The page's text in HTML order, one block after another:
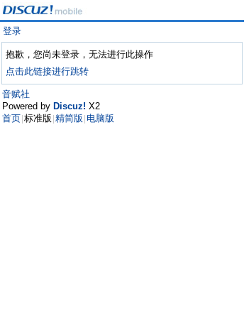
登录
抱歉，您尚未登录，无法进行此操作
点击此链接进行跳转
音赋社
Powered by Discuz! X2
首页 标准版 精简版 电脑版